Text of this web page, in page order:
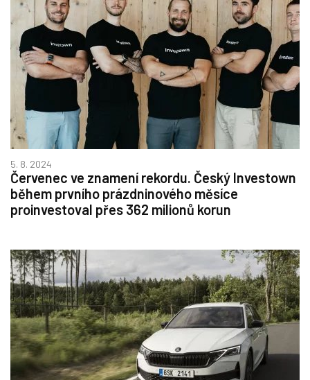
5. 8. 2024
Červenec ve znamení rekordu. Český Investown
během prvního prázdninového měsíce
proinvestoval přes 362 milionů korun